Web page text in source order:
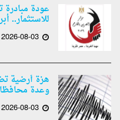
عودة مبادرة
للاستثمار..
2026-08-03
هزة أرضية
وعدة
2026-08-03